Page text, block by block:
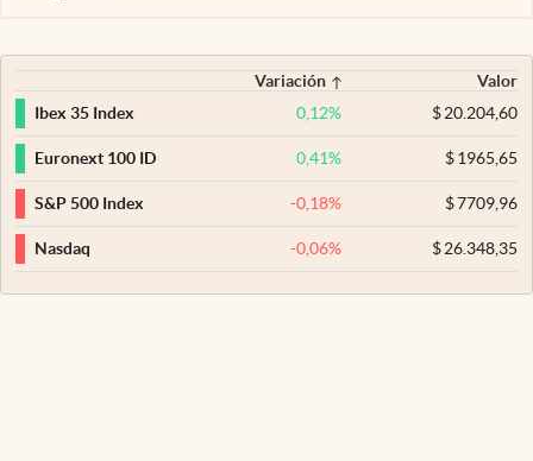
Variación
Valor
Ibex 35 Index
0,12% $20.204,60
Euronext 100 ID 0,41% $1965,65
S&P 500 Index -0,18% $7709,96
Nasdaq -0,06% $26.348,35